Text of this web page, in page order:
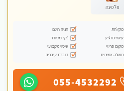
פלטינה
מקלחת
חניה חינם
עיסוי מרגיע
נקי ומסודר
מקום פרטי
עיסוי מקצועי
תמונה אמיתית
דוברת עיברית
055-4532292